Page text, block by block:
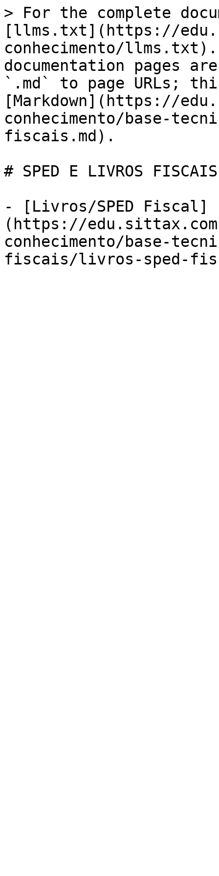
> For the complete
[llms.txt](https://
conhecimento/
documentation pages
`.md` to page URLs;
[Markdown](https://
conhecimento/base-
fiscais.md).
# SPED E LIVROS FISCAIS
- [Livros/SPED Fiscal]
(https://
conhecimento/base-